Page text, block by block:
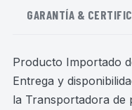
GARANTÍA &
Producto Importado
Entrega y
la Transportadora de